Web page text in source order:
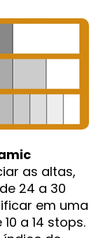
as altas,
24 a 30
em uma
a 14 stops.